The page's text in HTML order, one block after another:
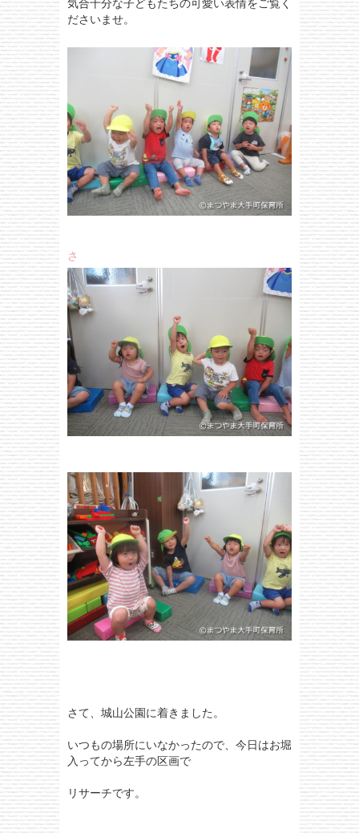
気合十分な子どもたちの可愛い表情をご覧く
ださいませ。
さ
さて、城山公園に着きました。
いつもの場所にいなかったので、今日はお堀
入ってから左手の区画で
リサーチです。